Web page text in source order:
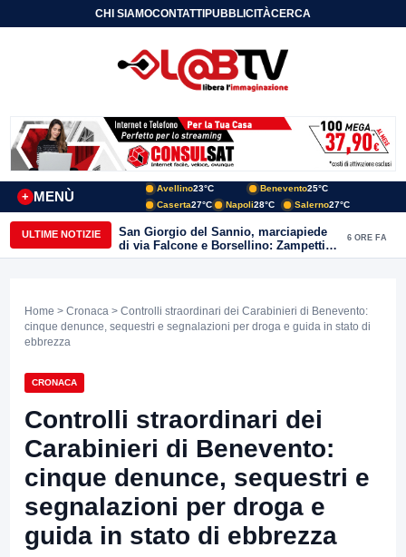
CHI SIAMOCONTATTIPUBBLICITÀCERCA
MENÙ
+
Avellino23°C Benevento25°C
Caserta27°C Napoli28°C Salerno27°C
ULTIME NOTIZIE
San Giorgio del Sannio, marciapiede
di via Falcone e Borsellino: Zampetti e
Lombardi replicano alle polemiche
6 ORE FA
Home > Cronaca > Controlli straordinari dei Carabinieri di Benevento:
cinque denunce, sequestri e segnalazioni per droga e guida in stato di
ebbrezza
CRONACA
Controlli straordinari dei
Carabinieri di Benevento:
cinque denunce, sequestri e
segnalazioni per droga e
guida in stato di ebbrezza